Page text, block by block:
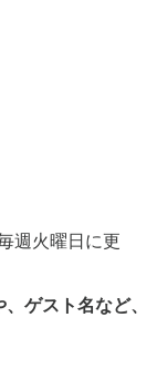
週火曜日に更
ゲスト名など、